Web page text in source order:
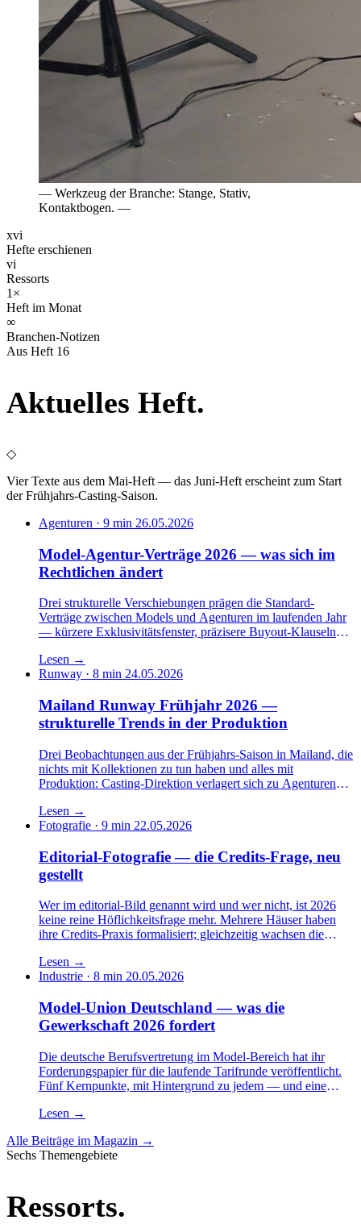
— Werkzeug der Branche: Stange, Stativ,
Kontaktbogen. —
xvi
Hefte erschienen
vi
Ressorts
1×
Heft im Monat
∞
Branchen-Notizen
Aus Heft 16
Aktuelles Heft.
◇
Vier Texte aus dem Mai-Heft — das Juni-Heft erscheint zum Start
der Frühjahrs-Casting-Saison.
Agenturen · 9 min 26.05.2026
Model-Agentur-Verträge 2026 — was sich im
Rechtlichen ändert
Drei strukturelle Verschiebungen prägen die Standard-
Verträge zwischen Models und Agenturen im laufenden Jahr
— kürzere Exklusivitätsfenster, präzisere Buyout-Klauseln
Folgeerlöse. Wir gehen die Punkte einzeln durch.
Lesen →
Runway · 8 min 24.05.2026
Mailand Runway Frühjahr 2026 —
strukturelle Trends in der Produktion
Drei Beobachtungen aus der Frühjahrs-Saison in Mailand, die
nichts mit Kollektionen zu tun haben und alles mit
Produktion: Casting-Direktion verlagert sich zu Agenturen
Backstage-Workflows folgen erstmals breit einer
formalisierten Pause-Architektur.
Lesen →
Fotografie · 9 min 22.05.2026
Editorial-Fotografie — die Credits-Frage, neu
gestellt
Wer im editorial-Bild genannt wird und wer nicht, ist 2026
keine reine Höflichkeitsfrage mehr. Mehrere Häuser haben
ihre Credits-Praxis formalisiert; gleichzeitig wachsen die
sortierte Bestandsaufnahme.
Lesen →
Industrie · 8 min 20.05.2026
Model-Union Deutschland — was die
Gewerkschaft 2026 fordert
Die deutsche Berufsvertretung im Model-Bereich hat ihr
Forderungspapier für die laufende Tarifrunde veröffentlicht.
Fünf Kernpunkte, mit Hintergrund zu jedem — und eine
Lesen →
Alle Beiträge im Magazin →
Sechs Themengebiete
Ressorts.